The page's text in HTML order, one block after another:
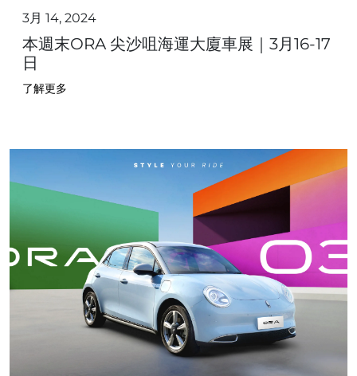
3月 14, 2024
本週末ORA 尖沙咀海運大廈車展｜3月16-17
日
了解更多